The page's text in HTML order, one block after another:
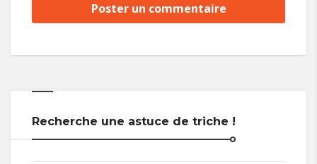
Recherche une astuce de triche !